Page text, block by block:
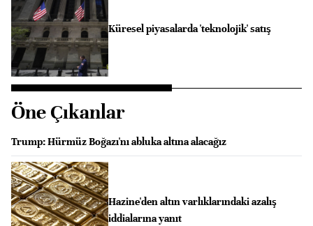
Küresel piyasalarda 'teknolojik' satış
Öne Çıkanlar
Trump: Hürmüz Boğazı'nı abluka altına alacağız
Hazine'den altın varlıklarındaki azalış
iddialarına yanıt